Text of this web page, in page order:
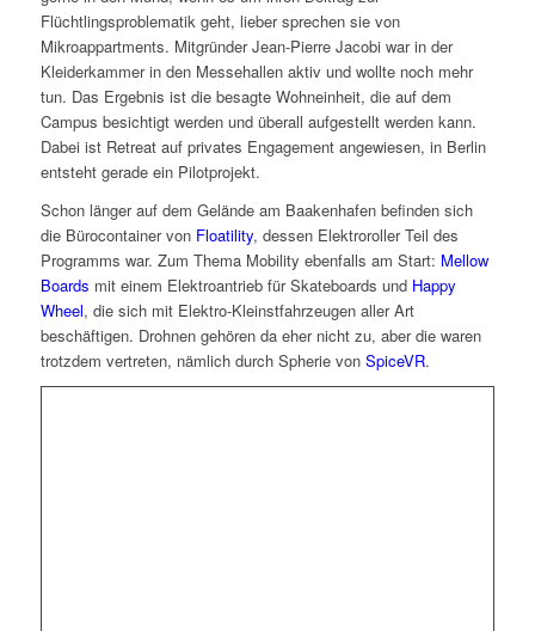
Flüchtlingsproblematik geht, lieber sprechen sie von
Mikroappartments. Mitgründer Jean-Pierre Jacobi war in der
Kleiderkammer in den Messehallen aktiv und wollte noch mehr
tun. Das Ergebnis ist die besagte Wohneinheit, die auf dem
Campus besichtigt werden und überall aufgestellt werden kann.
Dabei ist Retreat auf privates Engagement angewiesen, in Berlin
entsteht gerade ein Pilotprojekt.
Schon länger auf dem Gelände am Baakenhafen befinden sich
die Bürocontainer von Floatility, dessen Elektroroller Teil des
Programms war. Zum Thema Mobility ebenfalls am Start: Mellow
Boards mit einem Elektroantrieb für Skateboards und Happy
Wheel, die sich mit Elektro-Kleinstfahrzeugen aller Art
beschäftigen. Drohnen gehören da eher nicht zu, aber die waren
trotzdem vertreten, nämlich durch Spherie von SpiceVR.